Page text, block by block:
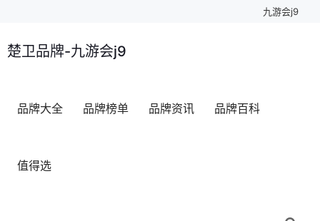
九游会j9
楚卫品牌-九游会j9
品牌大全 品牌榜单 品牌资讯 品牌百科
值得选